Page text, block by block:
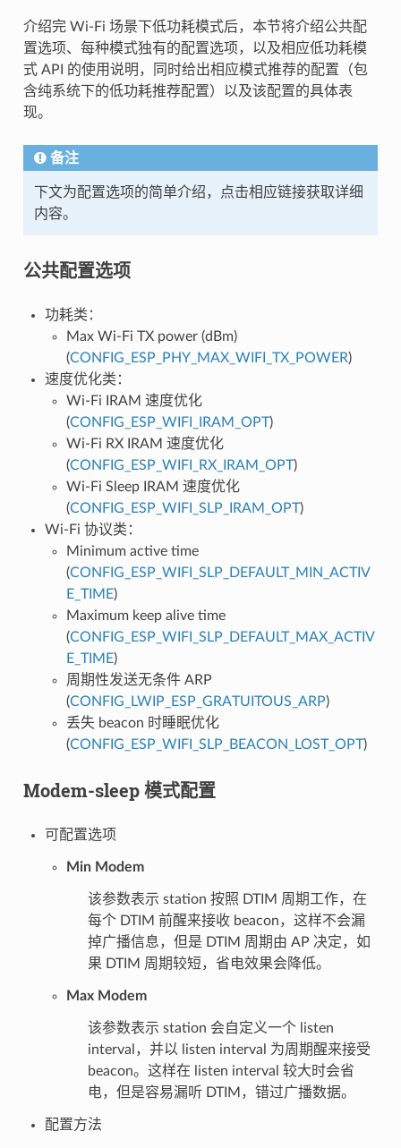
介绍完 Wi-Fi 场景下低功耗模式后，本节将介绍公共配
置选项、每种模式独有的配置选项，以及相应低功耗模
式 API 的使用说明，同时给出相应模式推荐的配置（包
含纯系统下的低功耗推荐配置）以及该配置的具体表
现。
备注
下文为配置选项的简单介绍，点击相应链接获取详细
内容。
公共配置选项
功耗类：
Max Wi-Fi TX power (dBm)
(CONFIG_ESP_PHY_MAX_WIFI_TX_POWER)
速度优化类：
Wi-Fi IRAM 速度优化
(CONFIG_ESP_WIFI_IRAM_OPT)
Wi-Fi RX IRAM 速度优化
(CONFIG_ESP_WIFI_RX_IRAM_OPT)
Wi-Fi Sleep IRAM 速度优化
(CONFIG_ESP_WIFI_SLP_IRAM_OPT)
Wi-Fi 协议类：
Minimum active time
(CONFIG_ESP_WIFI_SLP_DEFAULT_MIN_ACTIV
E_TIME)
Maximum keep alive time
(CONFIG_ESP_WIFI_SLP_DEFAULT_MAX_ACTIV
E_TIME)
周期性发送无条件 ARP
(CONFIG_LWIP_ESP_GRATUITOUS_ARP)
丢失 beacon 时睡眠优化
(CONFIG_ESP_WIFI_SLP_BEACON_LOST_OPT)
Modem-sleep 模式配置
可配置选项
Min Modem
该参数表示 station 按照 DTIM 周期工作，在
每个 DTIM 前醒来接收 beacon，这样不会漏
掉广播信息，但是 DTIM 周期由 AP 决定，如
果 DTIM 周期较短，省电效果会降低。
Max Modem
该参数表示 station 会自定义一个 listen
interval，并以 listen interval 为周期醒来接受
beacon。这样在 listen interval 较大时会省
电，但是容易漏听 DTIM，错过广播数据。
配置方法